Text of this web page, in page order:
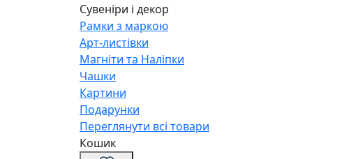
Сувеніри і декор
Рамки з маркою
Арт-листівки
Магніти та Наліпки
Чашки
Картини
Подарунки
Переглянути всі товари
Кошик